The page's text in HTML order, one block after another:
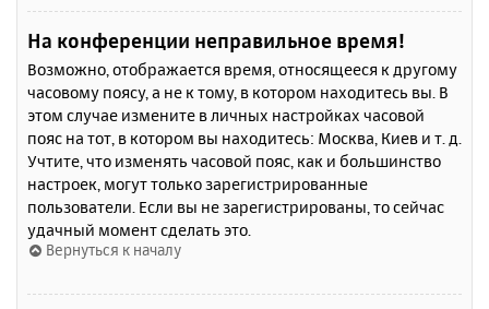
На конференции неправильное время!
Возможно, отображается время, относящееся к другому
часовому поясу, а не к тому, в котором находитесь вы. В
этом случае измените в личных настройках часовой
пояс на тот, в котором вы находитесь: Москва, Киев и т. д.
Учтите, что изменять часовой пояс, как и большинство
настроек, могут только зарегистрированные
пользователи. Если вы не зарегистрированы, то сейчас
удачный момент сделать это.
Вернуться к началу